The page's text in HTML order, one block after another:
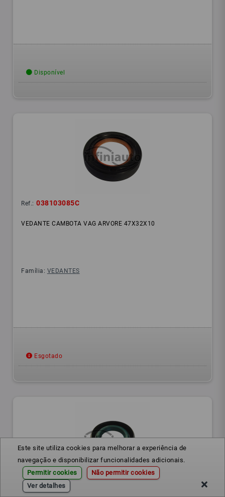
Este site utiliza cookies para melhorar a experiência de
navegação e disponibilizar funcionalidades adicionais.
Permitir cookies
Não permitir cookies
Ver detalhes
Disponível
Ref.: 038103085C
VEDANTE CAMBOTA VAG ARVORE 47X32X10
Família: VEDANTES
Esgotado
Ref.: 020311108A